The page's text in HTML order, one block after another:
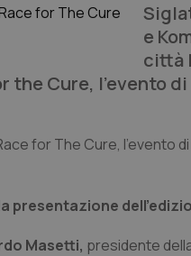
e
città
the Cure, l’evento
for The Cure,
presentazione
Masetti, presidente